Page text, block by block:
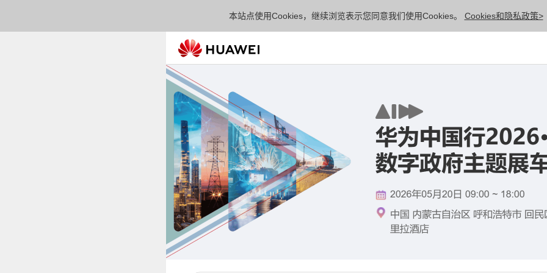
本站点使用Cookies，继续浏览表示您同意我们使用Cookies。 Cookies和隐私政策>